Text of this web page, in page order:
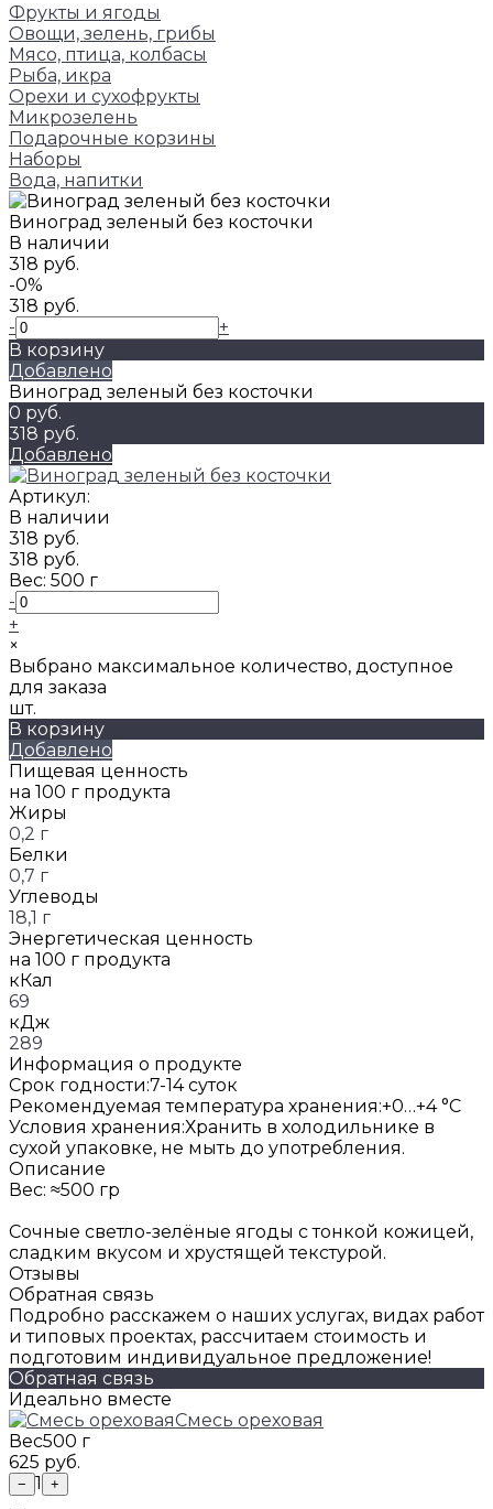
Фрукты и ягоды
Овощи, зелень, грибы
Мясо, птица, колбасы
Рыба, икра
Орехи и сухофрукты
Микрозелень
Подарочные корзины
Наборы
Вода, напитки
Виноград зеленый без косточки
В наличии
318 руб.
-0%
318 руб.
-
+
В корзину
Добавлено
Виноград зеленый без косточки
0 руб.
318 руб.
Добавлено
Артикул:
В наличии
318 руб.
318 руб.
Вес: 500 г
-
+
×
Выбрано максимальное количество, доступное
для заказа
шт.
В корзину
Добавлено
Пищевая ценность
на 100 г продукта
Жиры
0,2 г
Белки
0,7 г
Углеводы
18,1 г
Энергетическая ценность
на 100 г продукта
кКал
69
кДж
289
Информация о продукте
Срок годности:7-14 суток
Рекомендуемая температура хранения:+0…+4 °C
Условия хранения:Хранить в холодильнике в
сухой упаковке, не мыть до употребления.
Описание
Вес: ≈500 гр
Сочные светло-зелёные ягоды с тонкой кожицей,
сладким вкусом и хрустящей текстурой.
Отзывы
Обратная связь
Подробно расскажем о наших услугах, видах работ
и типовых проектах, рассчитаем стоимость и
подготовим индивидуальное предложение!
Обратная связь
Идеально вместе
Смесь ореховая
Вес500 г
625 руб.
− 1 +